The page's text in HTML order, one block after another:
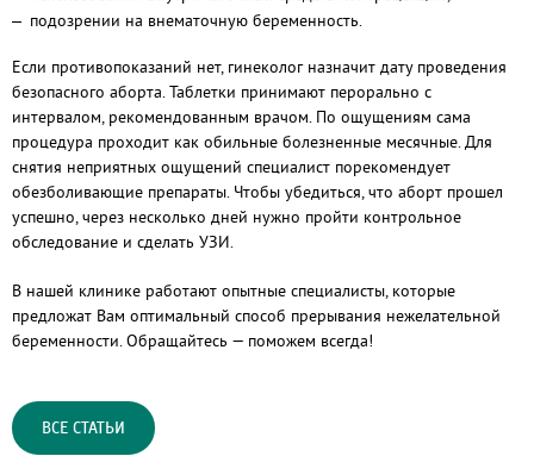
подозрении на внематочную беременность.
Если противопоказаний нет, гинеколог назначит дату проведения
безопасного аборта. Таблетки принимают перорально с
интервалом, рекомендованным врачом. По ощущениям сама
процедура проходит как обильные болезненные месячные. Для
снятия неприятных ощущений специалист порекомендует
обезболивающие препараты. Чтобы убедиться, что аборт прошел
успешно, через несколько дней нужно пройти контрольное
обследование и сделать УЗИ.
В нашей клинике работают опытные специалисты, которые
предложат Вам оптимальный способ прерывания нежелательной
беременности. Обращайтесь — поможем всегда!
ВСЕ СТАТЬИ